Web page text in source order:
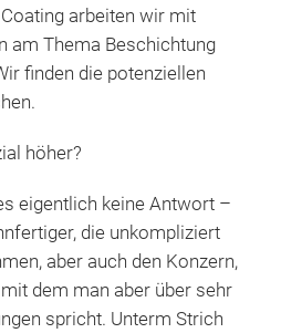
arbeiten wir mit
am Thema Beschichtung
finden die potenziellen
höher?
eigentlich keine Antwort –
die unkompliziert
aber auch den Konzern,
dem man aber über sehr
spricht. Unterm Strich